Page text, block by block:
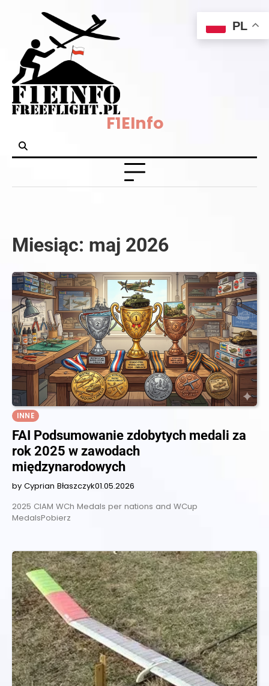
content
F1EInfo
Miesiąc: maj 2026
INNE
FAI Podsumowanie zdobytych medali za
rok 2025 w zawodach
międzynarodowych
by Cyprian Błaszczyk01.05.2026
2025 CIAM WCh Medals per nations and WCup
MedalsPobierz
PL